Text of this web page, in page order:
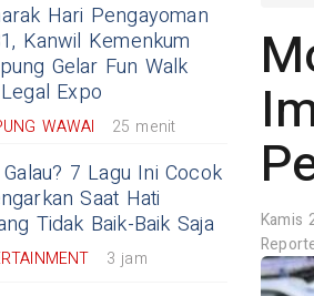
Hari Pengayoman
Kanwil Kemenkum
Gelar Fun Walk
Expo
WAWAI 25 menit
7 Lagu Ini Cocok
Saat Hati
Tidak Baik-Baik Saja
3 jam
Kamis